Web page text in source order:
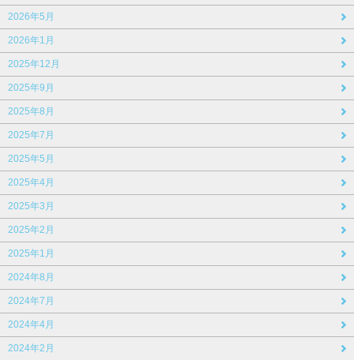
2026年5月
2026年1月
2025年12月
2025年9月
2025年8月
2025年7月
2025年5月
2025年4月
2025年3月
2025年2月
2025年1月
2024年8月
2024年7月
2024年4月
2024年2月